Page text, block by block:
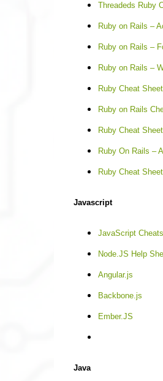
Threadeds Ruby
Ruby on Rails –
Ruby on Rails –
Ruby on Rails –
Ruby Cheat
Ruby on Rails
Ruby Cheat Sheet
Ruby On Rails –
Ruby Cheat
Javascript
JavaScript
Node.JS Help
Angular.js
Backbone.js
Ember.JS
Java